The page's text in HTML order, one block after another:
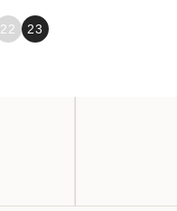
22 23